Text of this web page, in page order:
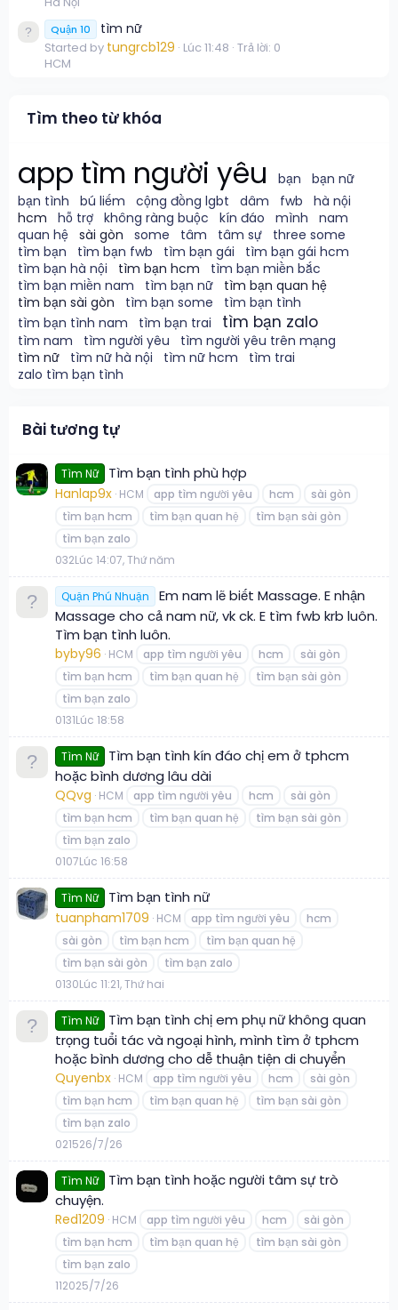
Quận 10 tìm nữ
Started by tungrcb129 Lúc 11:48 Trả lời: 0
HCM
Tìm theo từ khóa
app tìm người yêu bạn
bạn nữ
bạn tình
bú liếm cộng đồng lgbt dâm fwb
hà nội
hcm
hỗ trợ không ràng buộc kín đáo mình
nam
quan hệ sài gòn some tâm tâm sự
three some
tìm bạn
tìm bạn fwb tìm bạn gái
tìm bạn gái hcm
tìm bạn hà nội
tìm bạn hcm
tìm bạn miền bắc
tìm bạn miền nam
tìm bạn nữ
tìm bạn quan hệ
tìm bạn sài gòn
tìm bạn some
tìm bạn tình
tìm bạn tình nam
tìm bạn trai tìm bạn zalo
tìm nam tìm người yêu
tìm người yêu trên mạng
tìm nữ
tìm nữ hà nội tìm nữ hcm
tìm trai
zalo tìm bạn tình
Bài tương tự
Tìm Nữ Tìm bạn tình phù hợp
Hanlap9x HCM app tìm người yêu hcm
sài gòn
tìm bạn hcm
tìm bạn quan hệ
tìm bạn sài gòn
tìm bạn zalo
032Lúc 14:07, Thứ năm
Quận Phú Nhuận
Em nam lẽ biết Massage. E nhận
Massage cho cả nam nữ, vk ck. E tìm fwb krb luôn.
Tìm bạn tình luôn.
byby96 HCM app tìm người yêu hcm
sài gòn
tìm bạn hcm
tìm bạn quan hệ
tìm bạn sài gòn
tìm bạn zalo
0131Lúc 18:58
Tìm Nữ
Tìm bạn tình kín đáo chị em ở tphcm
hoặc bình dương lâu dài
QQvg HCM app tìm người yêu hcm
sài gòn
tìm bạn hcm
tìm bạn quan hệ
tìm bạn sài gòn
tìm bạn zalo
0107Lúc 16:58
Tìm Nữ Tìm bạn tình nữ
tuanpham1709 HCM app tìm người yêu
hcm
sài gòn
tìm bạn hcm
tìm bạn quan hệ
tìm bạn sài gòn
tìm bạn zalo
0130Lúc 11:21, Thứ hai
Tìm Nữ
Tìm bạn tình chị em phụ nữ không quan
trọng tuổi tác và ngoại hình, mình tìm ở tphcm
hoặc bình dương cho dễ thuận tiện di chuyển
Quyenbx HCM app tìm người yêu hcm
sài gòn
tìm bạn hcm
tìm bạn quan hệ
tìm bạn sài gòn
tìm bạn zalo
021526/7/26
Tìm Nữ
Tìm bạn tình hoặc người tâm sự trò
chuyện.
Red1209 HCM app tìm người yêu hcm
sài gòn
tìm bạn hcm
tìm bạn quan hệ
tìm bạn sài gòn
tìm bạn zalo
112025/7/26